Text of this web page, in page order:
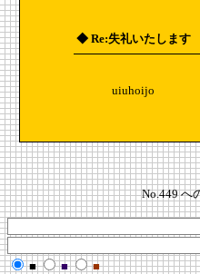
◆ Re:失礼いたします
uiuhoijo
No.449 へ
■ ■
■